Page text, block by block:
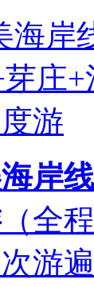
海岸
（全
游